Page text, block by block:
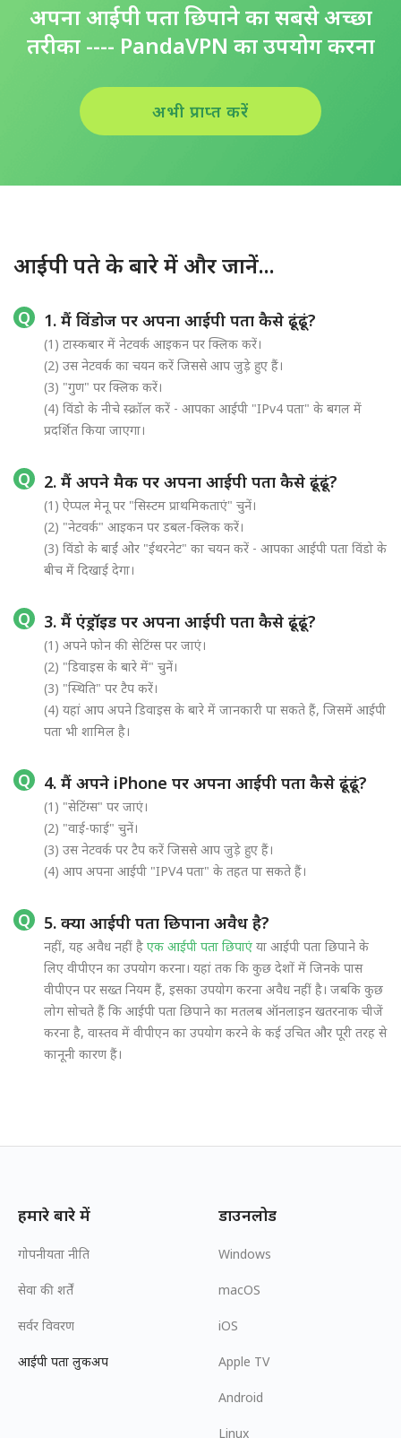
अपना आईपी पता छिपाने का सबसे अच्छा
तरीका ---- PandaVPN का उपयोग करना
अभी प्राप्त करें
आईपी पते के बारे में और जानें...
1. मैं विंडोज पर अपना आईपी पता कैसे ढूंढूं?
(1) टास्कबार में नेटवर्क आइकन पर क्लिक करें।
(2) उस नेटवर्क का चयन करें जिससे आप जुड़े हुए हैं।
(3) "गुण" पर क्लिक करें।
(4) विंडो के नीचे स्क्रॉल करें - आपका आईपी "IPv4 पता" के बगल में
प्रदर्शित किया जाएगा।
2. मैं अपने मैक पर अपना आईपी पता कैसे ढूंढूं?
(1) ऐप्पल मेनू पर "सिस्टम प्राथमिकताएं" चुनें।
(2) "नेटवर्क" आइकन पर डबल-क्लिक करें।
(3) विंडो के बाईं ओर "ईथरनेट" का चयन करें - आपका आईपी पता विंडो के
बीच में दिखाई देगा।
3. मैं एंड्रॉइड पर अपना आईपी पता कैसे ढूंढूं?
(1) अपने फोन की सेटिंग्स पर जाएं।
(2) "डिवाइस के बारे में" चुनें।
(3) "स्थिति" पर टैप करें।
(4) यहां आप अपने डिवाइस के बारे में जानकारी पा सकते हैं, जिसमें आईपी
पता भी शामिल है।
4. मैं अपने iPhone पर अपना आईपी पता कैसे ढूंढूं?
(1) "सेटिंग्स" पर जाएं।
(2) "वाई-फाई" चुनें।
(3) उस नेटवर्क पर टैप करें जिससे आप जुड़े हुए हैं।
(4) आप अपना आईपी "IPV4 पता" के तहत पा सकते हैं।
5. क्या आईपी पता छिपाना अवैध है?
नहीं, यह अवैध नहीं है एक आईपी पता छिपाएं या आईपी पता छिपाने के
लिए वीपीएन का उपयोग करना। यहां तक कि कुछ देशों में जिनके पास
वीपीएन पर सख्त नियम हैं, इसका उपयोग करना अवैध नहीं है। जबकि कुछ
लोग सोचते हैं कि आईपी पता छिपाने का मतलब ऑनलाइन खतरनाक चीजें
करना है, वास्तव में वीपीएन का उपयोग करने के कई उचित और पूरी तरह से
कानूनी कारण हैं।
हमारे बारे में
गोपनीयता नीति
सेवा की शर्तें
सर्वर विवरण
आईपी पता लुकअप
डाउनलोड
Windows
macOS
iOS
Apple TV
Android
Linux